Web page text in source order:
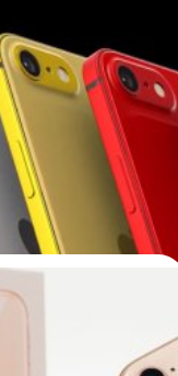
ามองอย่างมาก
หลังจากเปิดตัวรุ่นแรก
หม่อัปเดตอีกเลย และที่
อเนื่อง ล่าสุดมี
ทางยูทูบได้ปล่อยคลิป
มาชิมลางแล้ว เบื้อง
มรอย iPhone 8 หลัก
นซีรีส์ iPhone 11 มี
ว้ รวมทั้งคาดว่าจะ
เดิม โดยจุดขายหลัก
ต่จะเป็นฮาร์ดแวร์ซึ่ง
ราคาเริ่มต้นที่ย่อมเยา
น้าอาจใช้ชื่อว่า